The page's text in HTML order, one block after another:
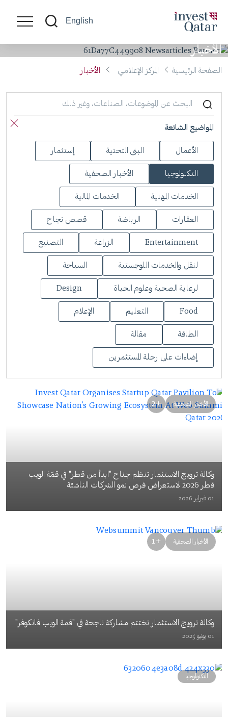
English
الأخبار
الصفحة الرئيسية المركز الإعلامي الأخبار
X المواضيع الشائعة
الأعمال البنى التحتية إستثمار
التكنولوجيا الأخبار الصحفية
الخدمات المهنية الخدمات المالية
العقارات الرياضة قصص نجاح
Entertainment الزراعة التصنيع
لنقل والخدمات اللوجستية السياحة
لرعاية الصحية وعلوم الحياة Design
Food التعليم الإعلام
الطاقة مقالة
إضاءات على رحلة المستثمرين
الأخبار الصحفية +2
وكالة ترويج الاستثمار تنظم جناح "ابدأ من قطر" في قمّة الويب
قطر 2026 لاستعراض فرص نمو الشركات الناشئة
01 فبراير 2026
الأخبار الصحفية +1
وكالة ترويج الاستثمار تختتم مشاركة ناجحة في "قمة الويب فانكوفر"
01 يونيو 2025
التكنولوجيا